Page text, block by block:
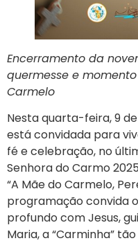
Encerramento da
quermesse e
Carmelo
Nesta quarta-feira, 9
está convidada para
fé e celebração, no
Senhora do Carmo
“A Mãe do Carmelo,
programação convida
profundo com Jesus,
Maria, a “Carminha”